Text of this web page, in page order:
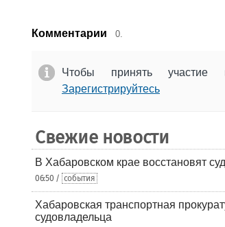
Комментарии 0.
Чтобы принять
Зарегистрируйтесь
Свежие новости
В Хабаровском крае восстановят
06:50 / события
Хабаровская транспортная
судовладельца